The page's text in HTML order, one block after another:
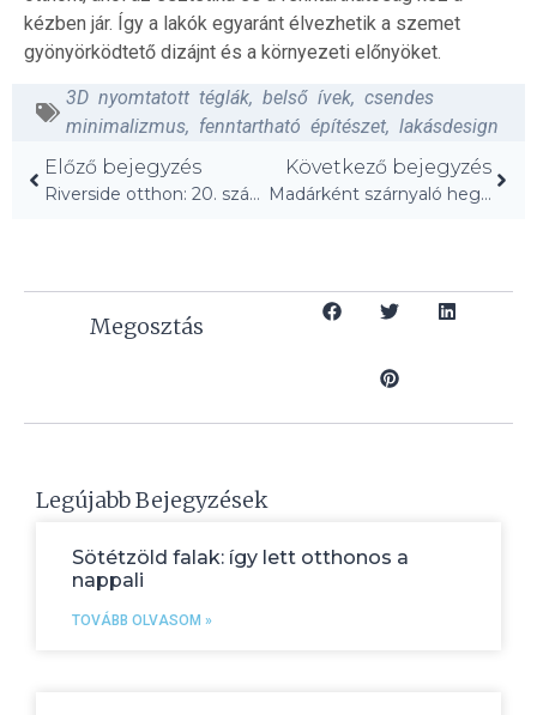
kézben jár. Így a lakók egyaránt élvezhetik a szemet
gyönyörködtető dizájnt és a környezeti előnyöket.
3D nyomtatott téglák, belső ívek, csendes
minimalizmus, fenntartható építészet, lakásdesign
Előző bejegyzés
Riverside otthon: 20. századi báj és modern melegség!
Következő bejegyzés
Madárként szárnyaló hegyi otthon Kanada szívében!
Megosztás
Legújabb Bejegyzések
Sötétzöld falak: így lett otthonos a
nappali
TOVÁBB OLVASOM »